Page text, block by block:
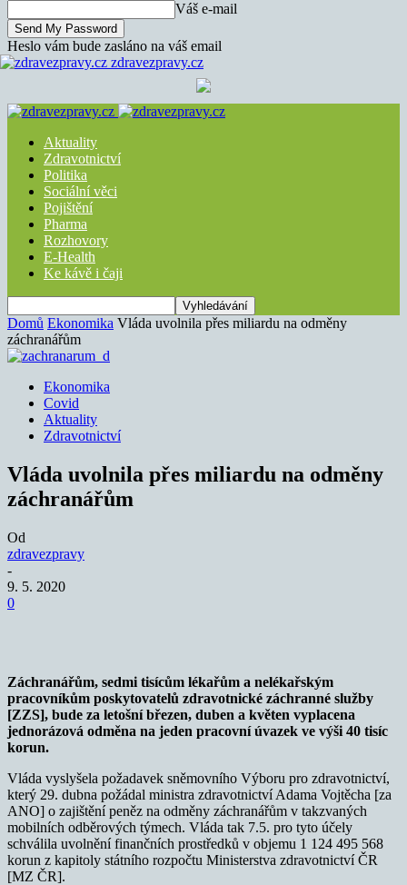
Váš e-mail
Heslo vám bude zasláno na váš email
zdravezpravy.cz
Aktuality
Zdravotnictví
Politika
Sociální věci
Pojištění
Pharma
Rozhovory
E-Health
Ke kávě i čaji
Domů Ekonomika Vláda uvolnila přes miliardu na odměny
záchranářům
Ekonomika
Covid
Aktuality
Zdravotnictví
Vláda uvolnila přes miliardu na odměny
záchranářům
Od
zdravezpravy
-
9. 5. 2020
0
Záchranářům, sedmi tisícům lékařům a nelékařským
pracovníkům poskytovatelů zdravotnické záchranné služby
[ZZS], bude za letošní březen, duben a květen vyplacena
jednorázová odměna na jeden pracovní úvazek ve výši 40 tisíc
korun.
Vláda vyslyšela požadavek sněmovního Výboru pro zdravotnictví,
který 29. dubna požádal ministra zdravotnictví Adama Vojtěcha [za
ANO] o zajištění peněz na odměny záchranářům v takzvaných
mobilních odběrových týmech. Vláda tak 7.5. pro tyto účely
schválila uvolnění finančních prostředků v objemu 1 124 495 568
korun z kapitoly státního rozpočtu Ministerstva zdravotnictví ČR
[MZ ČR].